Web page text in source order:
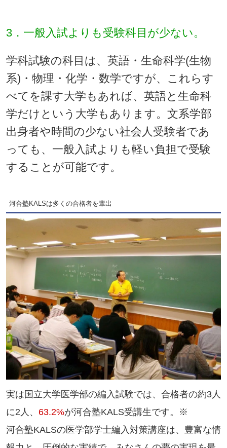
3．一般入試よりも受験科目が少ない。
学科試験の科目は、英語・生命科学(生物
系)・物理・化学・数学ですが、これらす
べてを課す大学もあれば、英語と生命科
学だけという大学もあります。文系学部
出身者や時間の少ない社会人受験者であ
っても、一般入試よりも軽い負担で受験
することが可能です。
河合塾KALSは多くの合格者を輩出
実は国立大学医学部の編入試験では、合格者の約3人
に2人、 63.2%が河合塾KALS受講生です。※
河合塾KALSの医学部学士編入対策講座は、豊富な情